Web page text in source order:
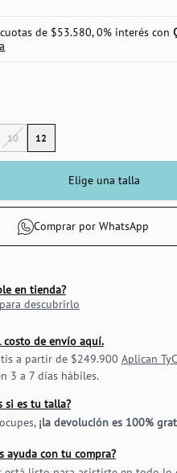
de $53.580, 0% interés con
10 12
Elige una talla
Comprar por WhatsApp
en tienda?
descubrirlo
costo de envío aquí.
a partir de $249.900 Aplican TyC
3 a 7 días hábiles.
si es tu talla?
¡la devolución es 100%
ayuda con tu compra?